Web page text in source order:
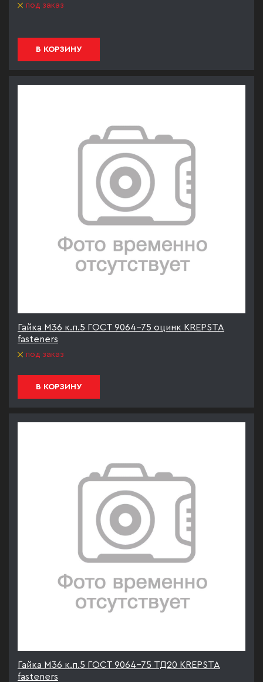
под заказ
В КОРЗИНУ
Гайка М36 к.п.5 ГОСТ 9064-75 оцинк KREPSTA
fasteners
под заказ
В КОРЗИНУ
Гайка М36 к.п.5 ГОСТ 9064-75 ТД20 KREPSTA
fasteners